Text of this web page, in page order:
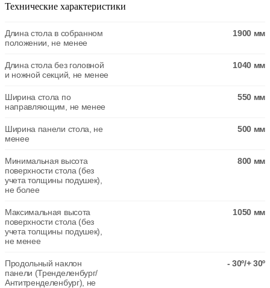
Технические характеристики
Длина стола в собранном
положении, не менее
1900 мм
Длина стола без головной
и ножной секций, не менее
1040 мм
Ширина стола по
направляющим, не менее
550 мм
Ширина панели стола, не
менее
500 мм
Минимальная высота
поверхности стола (без
учета толщины подушек),
не более
800 мм
Максимальная высота
поверхности стола (без
учета толщины подушек),
не менее
1050 мм
Продольный наклон
панели (Тренделенбург/
Антитренделенбург), не
- 30º/+ 30º